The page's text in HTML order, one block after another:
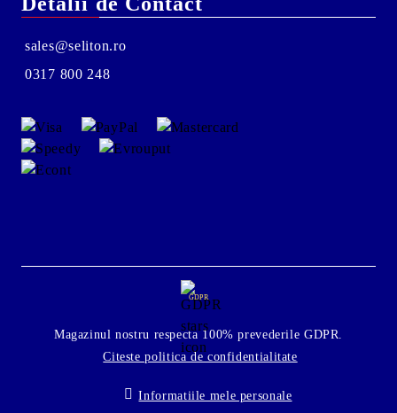
sales@seliton.ro
0317 800 248
GDPR
Magazinul nostru respecta 100% prevederile GDPR.
Citeste politica de confidentialitate
Informatiile mele personale